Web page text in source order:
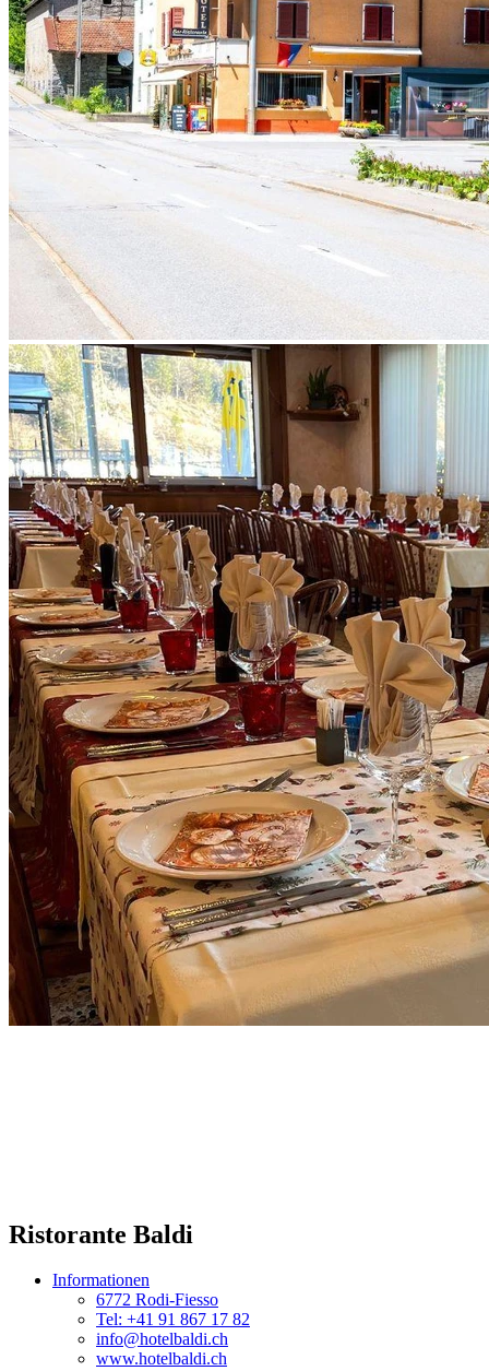
Ristorante Baldi
Informationen
6772 Rodi-Fiesso
Tel: +41 91 867 17 82
info@hotelbaldi.ch
www.hotelbaldi.ch